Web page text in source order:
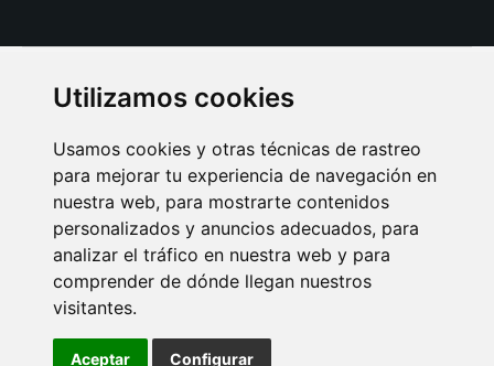
Utilizamos cookies
Usamos cookies y otras técnicas de rastreo
para mejorar tu experiencia de navegación en
nuestra web, para mostrarte contenidos
personalizados y anuncios adecuados, para
analizar el tráfico en nuestra web y para
comprender de dónde llegan nuestros
visitantes.
Aceptar Configurar
AVISO LEGAL POLITICA DE COOKIES
POLITICA DE PRIVACIDAD
PUBLICIDAD EN LA REVISTA QUÉ LEER
SORTEO-PREESTRENOS
SUSCRIPCIONES
Connecor Revistas